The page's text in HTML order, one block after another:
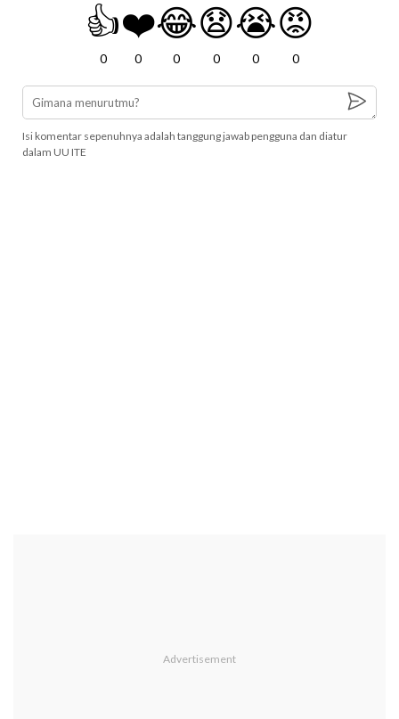
👍
0
❤️
0
😂
0
😧
0
😭
0
😡
0
Isi komentar sepenuhnya adalah tanggung jawab pengguna dan diatur
dalam UU ITE